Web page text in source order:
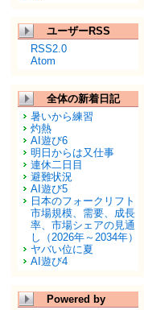
ユーザーRSS
RSS2.0
Atom
全体の新着日記
暑いから練習
灼熱
AI遊び6
明日からは又仕事
連休二日目
避難状況
AI遊び5
日本のフォークリフト
市場規模、需要、成長
率、市場シェアの見通
し（2026年～2034年）
ヤバい位に夏
AI遊び4
Powered by